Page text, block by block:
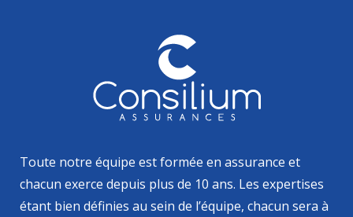
Toute notre équipe est formée en assurance et
chacun exerce depuis plus de 10 ans. Les expertises
étant bien définies au sein de l’équipe, chacun sera à